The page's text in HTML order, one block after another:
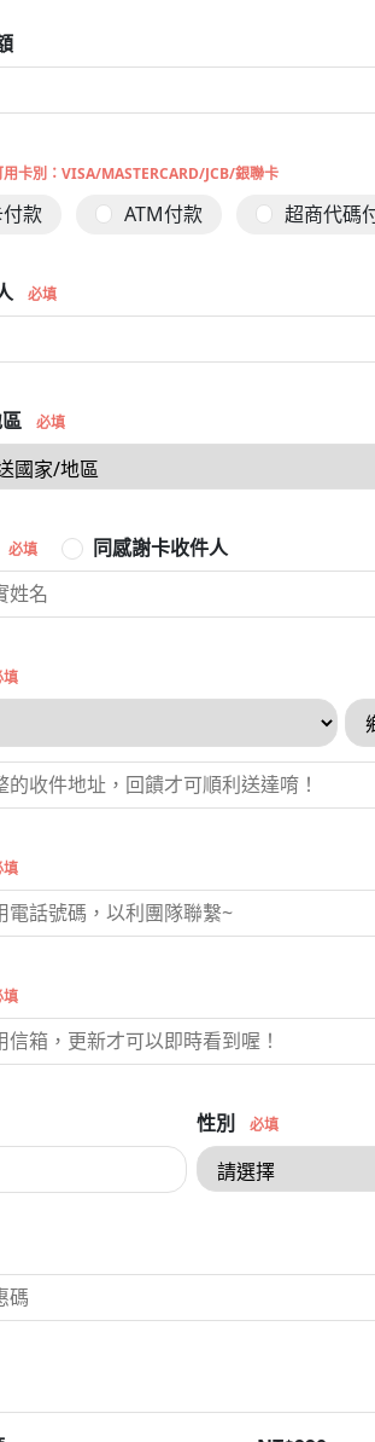
用卡別：VISA/MASTERCARD/JCB/銀聯卡
款 ATM付款 超商代碼
必填
必填
必填 同感謝卡收件人
填
填
填
性別 必填